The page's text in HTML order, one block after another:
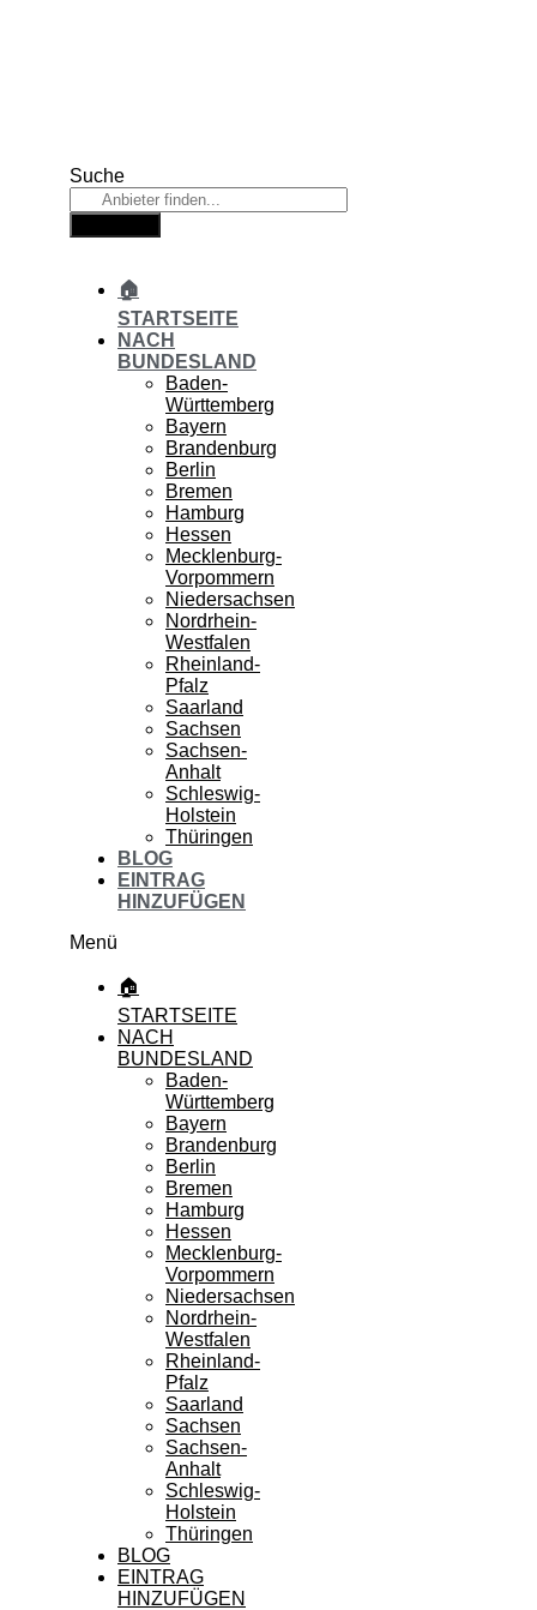
Suche
🏠
STARTSEITE
NACH
BUNDESLAND
Baden-
Württemberg
Bayern
Brandenburg
Berlin
Bremen
Hamburg
Hessen
Mecklenburg-
Vorpommern
Niedersachsen
Nordrhein-
Westfalen
Rheinland-
Pfalz
Saarland
Sachsen
Sachsen-
Anhalt
Schleswig-
Holstein
Thüringen
BLOG
EINTRAG
HINZUFÜGEN
Menü
🏠
STARTSEITE
NACH
BUNDESLAND
Baden-
Württemberg
Bayern
Brandenburg
Berlin
Bremen
Hamburg
Hessen
Mecklenburg-
Vorpommern
Niedersachsen
Nordrhein-
Westfalen
Rheinland-
Pfalz
Saarland
Sachsen
Sachsen-
Anhalt
Schleswig-
Holstein
Thüringen
BLOG
EINTRAG
HINZUFÜGEN